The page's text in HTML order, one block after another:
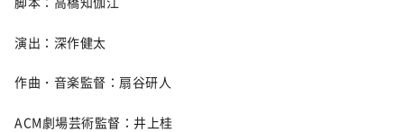
演出：深作健太
作曲・音楽監督：扇谷研人
ACM劇場芸術監督：井上桂